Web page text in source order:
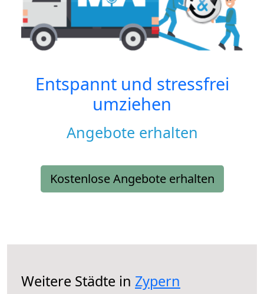
Entspannt und stressfrei
umziehen
Angebote erhalten
Kostenlose Angebote erhalten
Weitere Städte in Zypern